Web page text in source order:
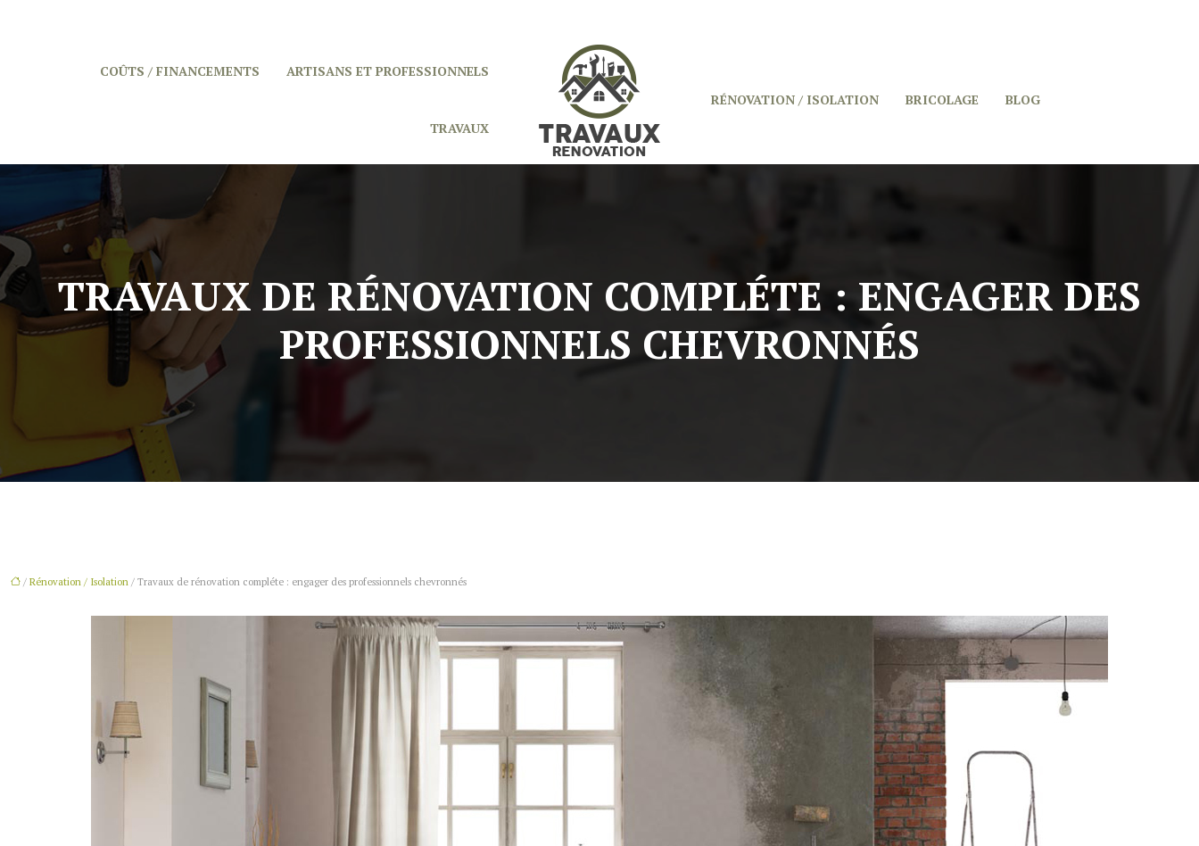
ARTISANS ET PROFESSIONNELS
COÛTS / FINANCEMENTS
TRAVAUX
RÉNOVATION / ISOLATION BRICOLAGE BLOG
TRAVAUX DE RÉNOVATION COMPLÉTE : ENGAGER DES
PROFESSIONNELS CHEVRONNÉS
/ Rénovation / Isolation / Travaux de rénovation compléte : engager des professionnels chevronnés